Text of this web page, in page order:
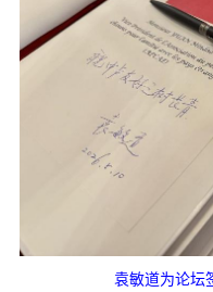
袁敏道为论坛